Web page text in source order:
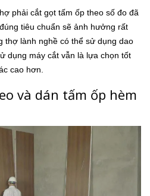
phải cắt gọt tấm ốp theo số đo đã
tiêu chuẩn sẽ ảnh hưởng rất
thợ lành nghề có thể sử dụng dao
dụng máy cắt vẫn là lựa chọn tốt
cao hơn.
và dán tấm ốp hèm